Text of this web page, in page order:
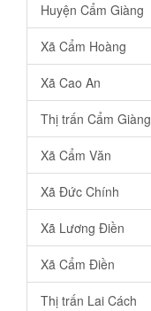
Huyện Cẩm Giàng
Xã Cẩm Hoàng
Xã Cao An
Thị trấn Cẩm Giàng
Xã Cẩm Văn
Xã Đức Chính
Xã Lương Điền
Xã Cẩm Điền
Thị trấn Lai Cách